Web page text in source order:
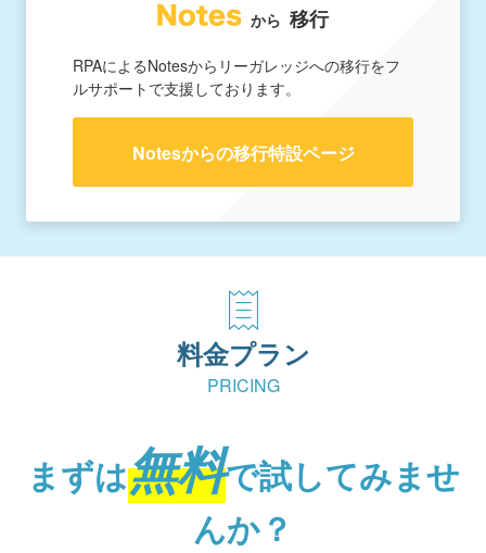
から 移行
RPAによるNotesからリーガレッジへの移行をフ
ルサポートで支援しております。
Notesからの移行特設ページ
料金プラン
PRICING
まずは無料で試してみませ
んか？